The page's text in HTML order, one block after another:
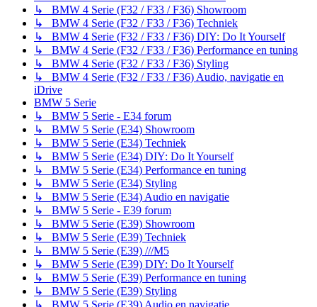
↳ BMW 4 Serie (F32 / F33 / F36) Showroom
↳ BMW 4 Serie (F32 / F33 / F36) Techniek
↳ BMW 4 Serie (F32 / F33 / F36) DIY: Do It Yourself
↳ BMW 4 Serie (F32 / F33 / F36) Performance en tuning
↳ BMW 4 Serie (F32 / F33 / F36) Styling
↳ BMW 4 Serie (F32 / F33 / F36) Audio, navigatie en
iDrive
BMW 5 Serie
↳ BMW 5 Serie - E34 forum
↳ BMW 5 Serie (E34) Showroom
↳ BMW 5 Serie (E34) Techniek
↳ BMW 5 Serie (E34) DIY: Do It Yourself
↳ BMW 5 Serie (E34) Performance en tuning
↳ BMW 5 Serie (E34) Styling
↳ BMW 5 Serie (E34) Audio en navigatie
↳ BMW 5 Serie - E39 forum
↳ BMW 5 Serie (E39) Showroom
↳ BMW 5 Serie (E39) Techniek
↳ BMW 5 Serie (E39) ///M5
↳ BMW 5 Serie (E39) DIY: Do It Yourself
↳ BMW 5 Serie (E39) Performance en tuning
↳ BMW 5 Serie (E39) Styling
↳ BMW 5 Serie (E39) Audio en navigatie